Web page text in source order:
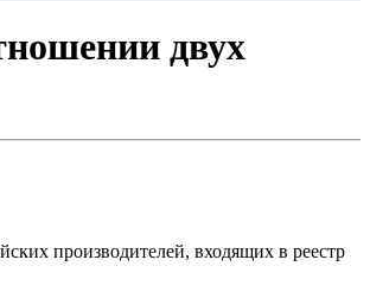
двух
производителей, входящих в реестр